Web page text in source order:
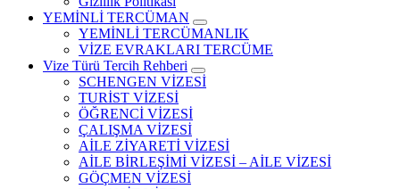
YEMİNLİ TERCÜMAN
YEMİNLİ TERCÜMANLIK
VİZE EVRAKLARI TERCÜME
Vize Türü Tercih Rehberi
SCHENGEN VİZESİ
TURİST VİZESİ
ÖĞRENCİ VİZESİ
ÇALIŞMA VİZESİ
AİLE ZİYARETİ VİZESİ
AİLE BİRLEŞİMİ VİZESİ – AİLE VİZESİ
GÖÇMEN VİZESİ